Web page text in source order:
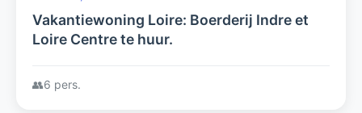
Vakantiewoning Loire: Boerderij Indre et
Loire Centre te huur.
👥6 pers.